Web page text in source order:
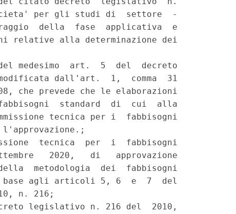
per gli studi di  settore  -
della  fase  applicativa  e
relative alla determinazione dei
medesimo  art.  5  del  decreto
dall'art.  1,  comma  31
che prevede che le elaborazioni
standard  di  cui  alla
tecnica per i  fabbisogni
l'approvazione.;
tecnica  per  i  fabbisogni
2020,   di   approvazione
metodologia  dei  fabbisogni
base agli articoli 5, 6  e  7  del
n. 216;
legislativo n. 216 del  2010,